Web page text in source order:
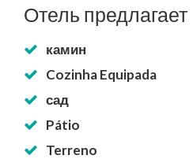
Отель предлагает
камин
Cozinha Equipada
сад
Pátio
Terreno